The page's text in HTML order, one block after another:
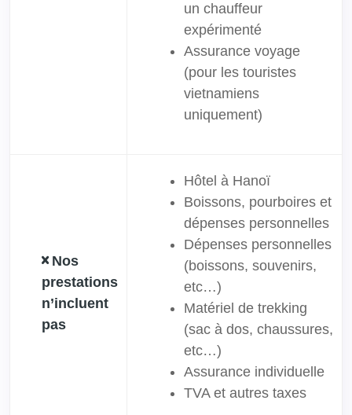
un chauffeur
expérimenté
Assurance voyage
(pour les touristes
vietnamiens
uniquement)
Nos
prestations
n’incluent
pas
Hôtel à Hanoï
Boissons, pourboires et
dépenses personnelles
Dépenses personnelles
(boissons, souvenirs,
etc…)
Matériel de trekking
(sac à dos, chaussures,
etc…)
Assurance individuelle
TVA et autres taxes